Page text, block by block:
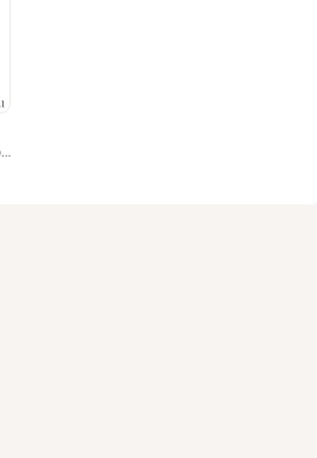
Various Artists, WOWMOM, Southwest Playboys, foampositte, youngg P, kaigerda feat. Cyber69